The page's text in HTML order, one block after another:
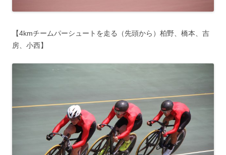
【4kmチームパーシュートを走る（先頭から）柏野、橋本、吉
房、小西】